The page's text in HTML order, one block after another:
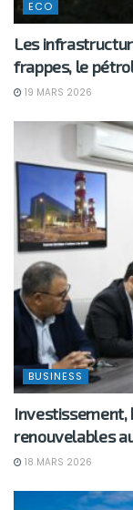
ECO
Les
frappes, le
19 MARS 2026
BUSINESS
Investissement,
renouvelables
18 MARS 2026